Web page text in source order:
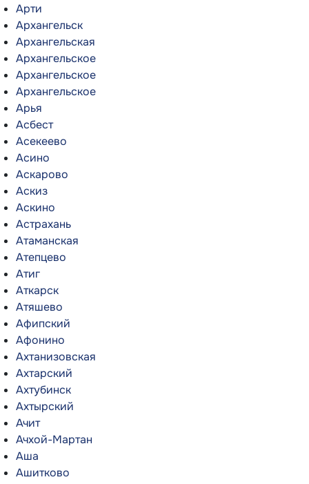
Арти
Архангельск
Архангельская
Архангельское
Архангельское
Архангельское
Арья
Асбест
Асекеево
Асино
Аскарово
Аскиз
Аскино
Астрахань
Атаманская
Атепцево
Атиг
Аткарск
Атяшево
Афипский
Афонино
Ахтанизовская
Ахтарский
Ахтубинск
Ахтырский
Ачит
Ачхой-Мартан
Аша
Ашитково